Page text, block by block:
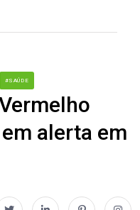
#SAÚDE
alerta em